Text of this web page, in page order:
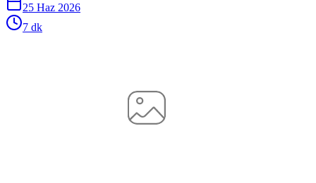
25 Haz 2026
7 dk